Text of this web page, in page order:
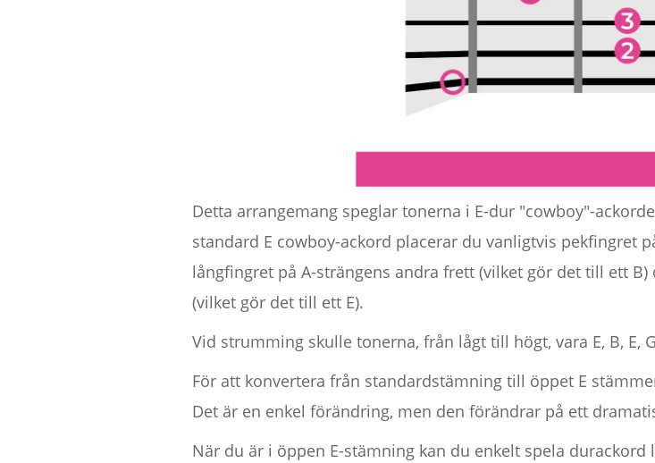
Detta arrangemang speglar tonerna i E-dur "cowboy"-
standard E cowboy-ackord placerar du vanligtvis pekfingret
långfingret på A-strängens andra frett (vilket gör det till ett
(vilket gör det till ett E).
Vid strumming skulle tonerna, från lågt till högt, vara E, B, E,
För att konvertera från standardstämning till öppet E
Det är en enkel förändring, men den förändrar på ett
När du är i öppen E-stämning kan du enkelt spela